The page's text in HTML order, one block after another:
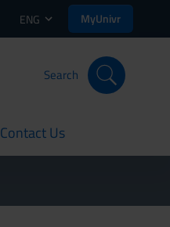
ENG MyUnivr
Search
Contact Us
current